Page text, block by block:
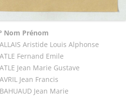
Nom Prénom
Aristide Louis Alphonse
Fernand Emile
Jean Marie Gustave
Jean Francis
Jean Marie